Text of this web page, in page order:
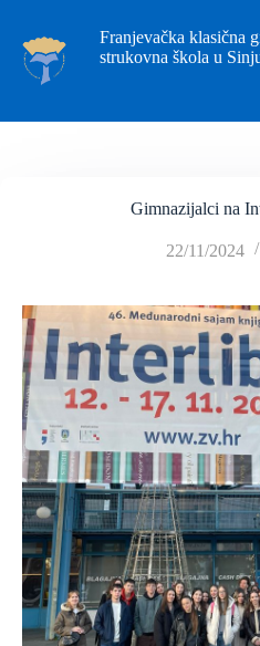
Franjevačka klasična
strukovna škola u
Gimnazijalci na
22/11/2024